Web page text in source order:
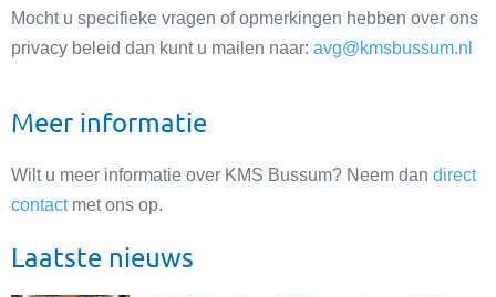
Mocht u specifieke vragen of opmerkingen hebben over ons
privacy beleid dan kunt u mailen naar: avg@kmsbussum.nl
Meer informatie
Wilt u meer informatie over KMS Bussum? Neem dan direct
contactmet ons op.
Laatste nieuws